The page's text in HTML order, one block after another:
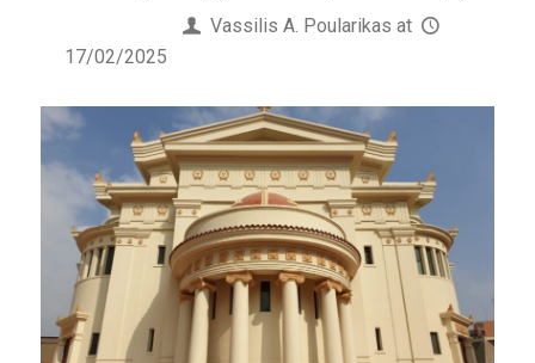
Vassilis Α. Poularikas at
17/02/2025